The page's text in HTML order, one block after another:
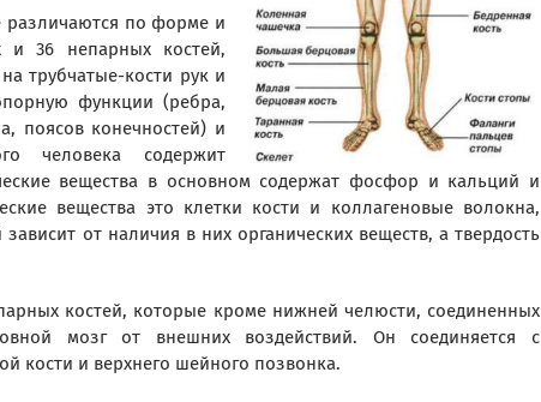
различаются по форме и
и 36 непарных костей,
трубчатые-кости рук и
функции (ребра,
поясов конечностей) и
человека содержит
вещества в основном содержат фосфор и кальций и
вещества это клетки кости и коллагеновые волокна,
от наличия в них органических веществ, а твердость
костей, которые кроме нижней челюсти, соединенных
мозг от внешних воздействий. Он соединяется с
кости и верхнего шейного позвонка.